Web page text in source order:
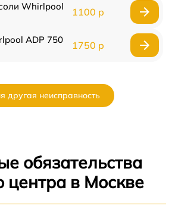
Whirlpool
1100 р
ADP 750
1750 р
другая неисправность
обязательства
центра в Москве